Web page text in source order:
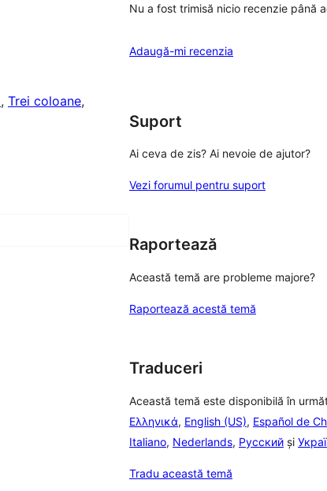
, Trei coloane
Nu a fost trimisă nicio recenzie până
Adaugă-mi recenzia
Suport
Ai ceva de zis? Ai nevoie de ajutor?
Vezi forumul pentru suport
Raportează
Această temă are probleme majore?
Raportează acestă temă
Traduceri
Această temă este disponibilă în
Ελληνικά, English (US), Español de
Italiano, Nederlands, Русский și
Tradu această temă